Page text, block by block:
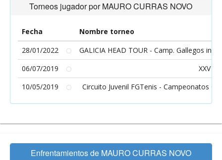
Torneos jugador por MAURO CURRAS NOVO
Fecha
Nombre torneo
28/01/2022
GALICIA HEAD TOUR - Camp. Gallegos
06/07/2019
XXV
10/05/2019
Circuito Juvenil FGTenis - Campeonatos
Enfrentamientos de MAURO CURRAS NOVO